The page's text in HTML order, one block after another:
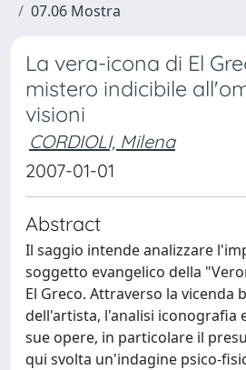
07.06 Mostra
La vera-icona di El
mistero indicibile
visioni
CORDIOLI, Milena
2007-01-01
Abstract
Il saggio intende analizzare
soggetto evangelico della
El Greco. Attraverso la vicenda
dell'artista, l'analisi iconografia
sue opere, in particolare il
qui svolta un'indagine psico-